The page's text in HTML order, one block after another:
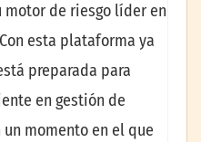
motor de riesgo líder en
esta plataforma ya
preparada para
en gestión de
momento en el que